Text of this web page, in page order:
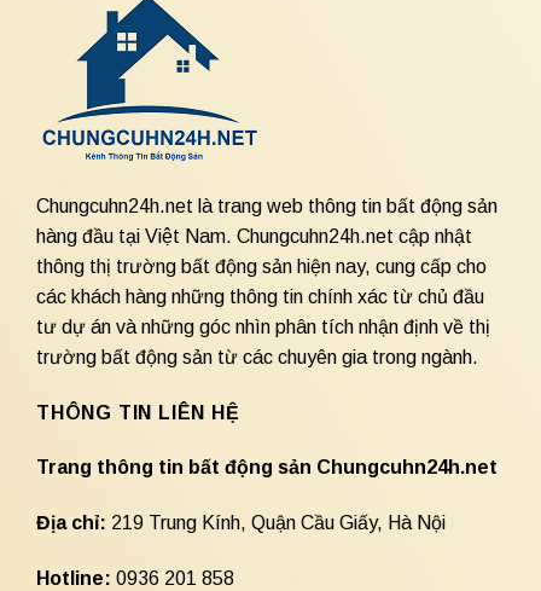
Chungcuhn24h.net là trang web thông tin bất động sản
hàng đầu tại Việt Nam. Chungcuhn24h.net cập nhật
thông thị trường bất động sản hiện nay, cung cấp cho
các khách hàng những thông tin chính xác từ chủ đầu
tư dự án và những góc nhìn phân tích nhận định về thị
trường bất động sản từ các chuyên gia trong ngành.
THÔNG TIN LIÊN HỆ
Trang thông tin bất động sản Chungcuhn24h.net
Địa chỉ: 219 Trung Kính, Quận Cầu Giấy, Hà Nội
Hotline: 0936 201 858